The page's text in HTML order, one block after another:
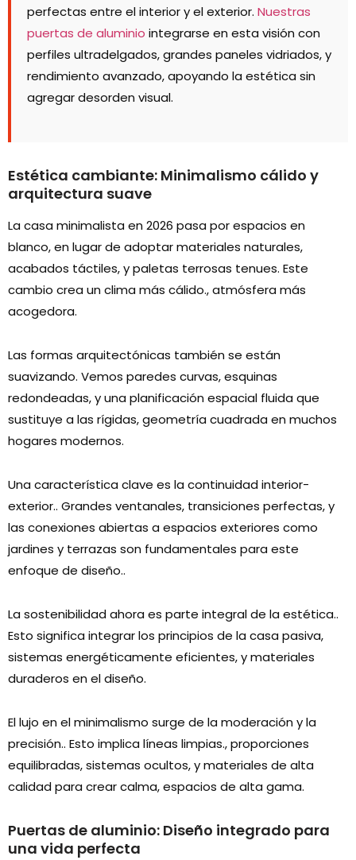
perfectas entre el interior y el exterior. Nuestras
puertas de aluminio integrarse en esta visión con
perfiles ultradelgados, grandes paneles vidriados, y
rendimiento avanzado, apoyando la estética sin
agregar desorden visual.
Estética cambiante: Minimalismo cálido y
arquitectura suave
La casa minimalista en 2026 pasa por espacios en
blanco, en lugar de adoptar materiales naturales,
acabados táctiles, y paletas terrosas tenues. Este
cambio crea un clima más cálido., atmósfera más
acogedora.
Las formas arquitectónicas también se están
suavizando. Vemos paredes curvas, esquinas
redondeadas, y una planificación espacial fluida que
sustituye a las rígidas, geometría cuadrada en muchos
hogares modernos.
Una característica clave es la continuidad interior-
exterior.. Grandes ventanales, transiciones perfectas, y
las conexiones abiertas a espacios exteriores como
jardines y terrazas son fundamentales para este
enfoque de diseño..
La sostenibilidad ahora es parte integral de la estética..
Esto significa integrar los principios de la casa pasiva,
sistemas energéticamente eficientes, y materiales
duraderos en el diseño.
El lujo en el minimalismo surge de la moderación y la
precisión.. Esto implica líneas limpias., proporciones
equilibradas, sistemas ocultos, y materiales de alta
calidad para crear calma, espacios de alta gama.
Puertas de aluminio: Diseño integrado para
una vida perfecta